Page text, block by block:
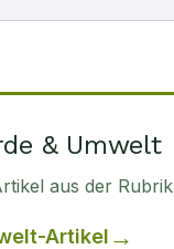
& Umwelt
aus der Rubrik
-Artikel